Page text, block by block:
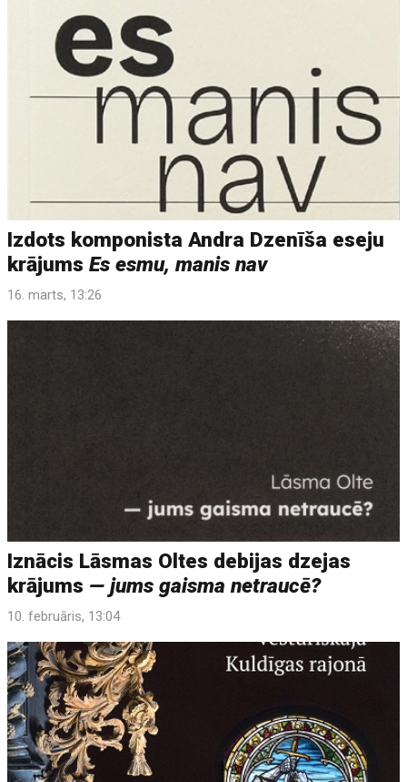
Izdots komponista Andra Dzenīša eseju
krājumsEs esmu, manis nav
16. marts, 13:26
Iznācis Lāsmas Oltes debijas dzejas
krājums — jums gaisma netraucē?
10. februāris, 13:04